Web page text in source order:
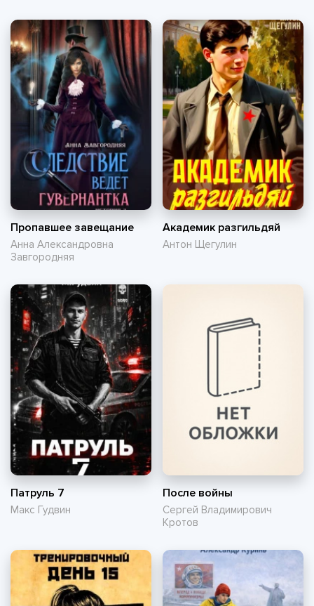
Пропавшее завещание
Анна Александровна
Завгородняя
Академик разгильдяй
Антон Щегулин
Патруль 7
Макс Гудвин
После войны
Сергей Владимирович
Кротов